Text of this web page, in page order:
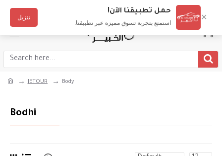
✕
حمل تطبيقنا الآن!
استمتع بتجربة تسوق مميزة عبر تطبيقنا.
تنزيل
Login English
JETOUR Body
Bodhi